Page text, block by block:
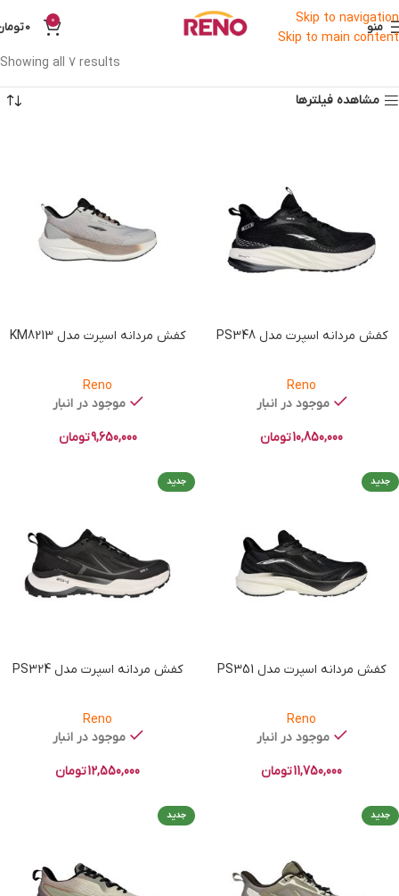
Skip to navigation
Skip to main content
منو 0
0
Showing all 7 results
مشاهده فیلترها
کفش مردانه اسپرت مدل PS348
Reno
موجود در انبار
10,850,000تومان
کفش مردانه اسپرت مدل KM8213
Reno
موجود در انبار
9,650,000تومان
جدید
کفش مردانه اسپرت مدل PS351
Reno
موجود در انبار
11,750,000تومان
جدید
کفش مردانه اسپرت مدل PS324
Reno
موجود در انبار
12,550,000تومان
جدید جدید